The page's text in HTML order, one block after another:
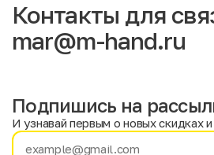
Контакты для
mar@m-hand.ru
Подпишись на
И узнавай первым о новых скидках и